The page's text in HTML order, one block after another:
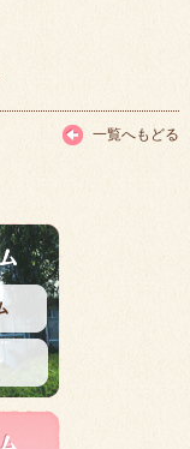
一覧へもどる